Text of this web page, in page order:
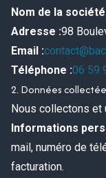
Nom de la société
Adresse :98
Email :
Téléphone :06 59
2. Données
Nous collectons
Informations
mail, numéro de
facturation.